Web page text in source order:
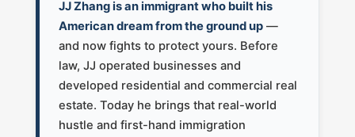
JJ Zhang is an immigrant who built his
American dream from the ground up—
and now fights to protect yours. Before
law, JJ operated businesses and
developed residential and commercial real
estate. Today he brings that real-world
hustle and first-hand immigration